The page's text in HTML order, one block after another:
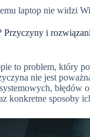
laptop nie widzi
i
to problem, który
nie jest
błędów
konkretne sposoby